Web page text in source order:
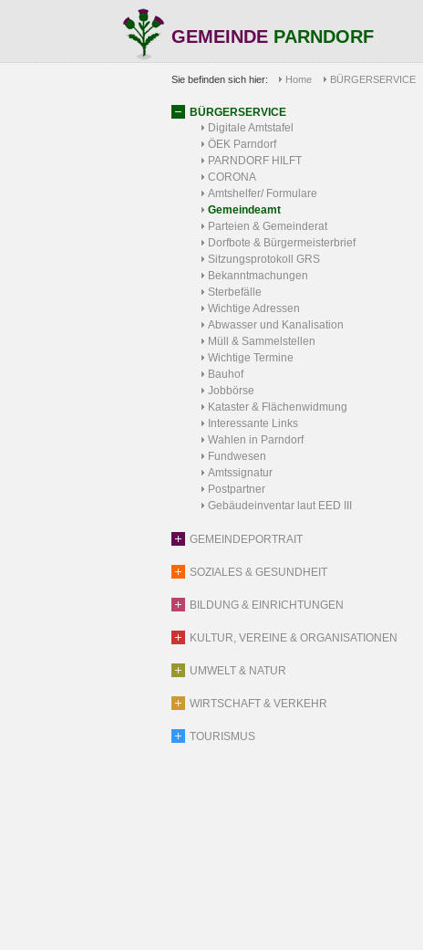
GEMEINDE PARNDORF
Sie befinden sich hier: Home BÜRGERSERVICE
BÜRGERSERVICE
Digitale Amtstafel
ÖEK Parndorf
PARNDORF HILFT
CORONA
Amtshelfer/ Formulare
Gemeindeamt
Parteien & Gemeinderat
Dorfbote & Bürgermeisterbrief
Sitzungsprotokoll GRS
Bekanntmachungen
Sterbefälle
Wichtige Adressen
Abwasser und Kanalisation
Müll & Sammelstellen
Wichtige Termine
Bauhof
Jobbörse
Kataster & Flächenwidmung
Interessante Links
Wahlen in Parndorf
Fundwesen
Amtssignatur
Postpartner
Gebäudeinventar laut EED III
GEMEINDEPORTRAIT
SOZIALES & GESUNDHEIT
BILDUNG & EINRICHTUNGEN
KULTUR, VEREINE & ORGANISATIONEN
UMWELT & NATUR
WIRTSCHAFT & VERKEHR
TOURISMUS